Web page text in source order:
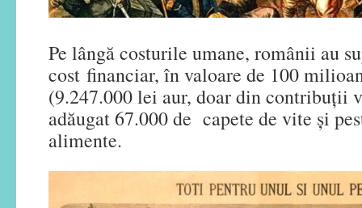
Pe lângă costurile umane, românii au
cost financiar, în valoare de 100
(9.247.000 lei aur, doar din contribuții
adăugat 67.000 de capete de vite și
alimente.